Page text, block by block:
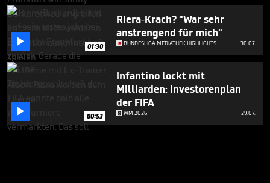
 01:30
Riera-Krach? "War sehr
anstrengend für mich"
BUNDESLIGA MEDIATHEK HIGHLIGHTS 30.07.
 00:53
Infantino lockt mit
Milliarden: Investorenplan
der FIFA
WM 2026 29.07.